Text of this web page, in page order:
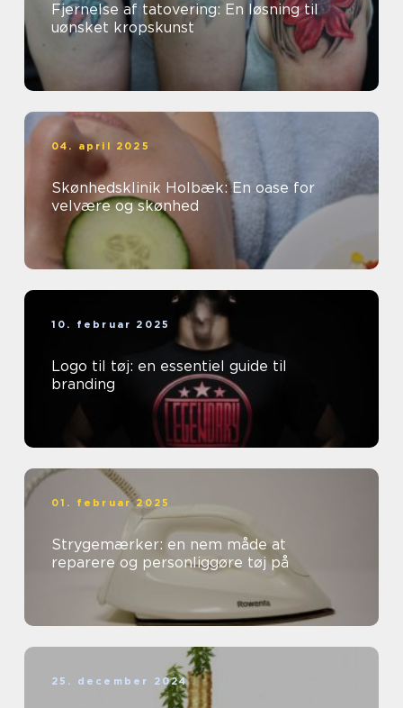
Fjernelse af tatovering: En løsning til
uønsket kropskunst
04. april 2025
Skønhedsklinik Holbæk: En oase for
velvære og skønhed
10. februar 2025
Logo til tøj: en essentiel guide til
branding
01. februar 2025
Strygemærker: en nem måde at
reparere og personliggøre tøj på
25. december 2024